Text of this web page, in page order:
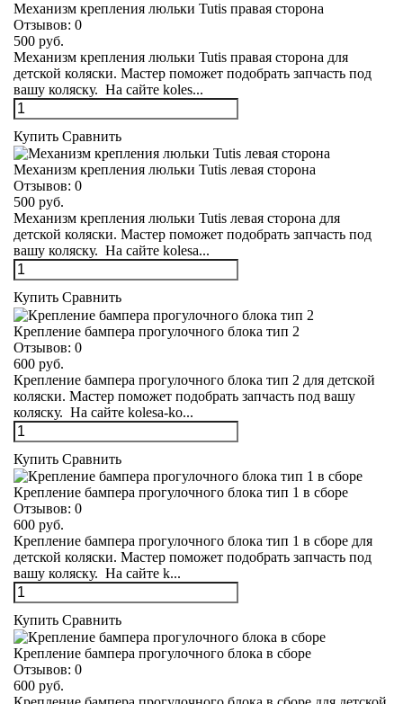
Механизм крепления люльки Tutis правая сторона
Отзывов: 0
500 руб.
Механизм крепления люльки Tutis правая сторона для
детской коляски. Мастер поможет подобрать запчасть под
вашу коляску. На сайте koles...
Купить Сравнить
Механизм крепления люльки Tutis левая сторона
Отзывов: 0
500 руб.
Механизм крепления люльки Tutis левая сторона для
детской коляски. Мастер поможет подобрать запчасть под
вашу коляску. На сайте kolesa...
Купить Сравнить
Крепление бампера прогулочного блока тип 2
Отзывов: 0
600 руб.
Крепление бампера прогулочного блока тип 2 для детской
коляски. Мастер поможет подобрать запчасть под вашу
коляску. На сайте kolesa-ko...
Купить Сравнить
Крепление бампера прогулочного блока тип 1 в сборе
Отзывов: 0
600 руб.
Крепление бампера прогулочного блока тип 1 в сборе для
детской коляски. Мастер поможет подобрать запчасть под
вашу коляску. На сайте k...
Купить Сравнить
Крепление бампера прогулочного блока в сборе
Отзывов: 0
600 руб.